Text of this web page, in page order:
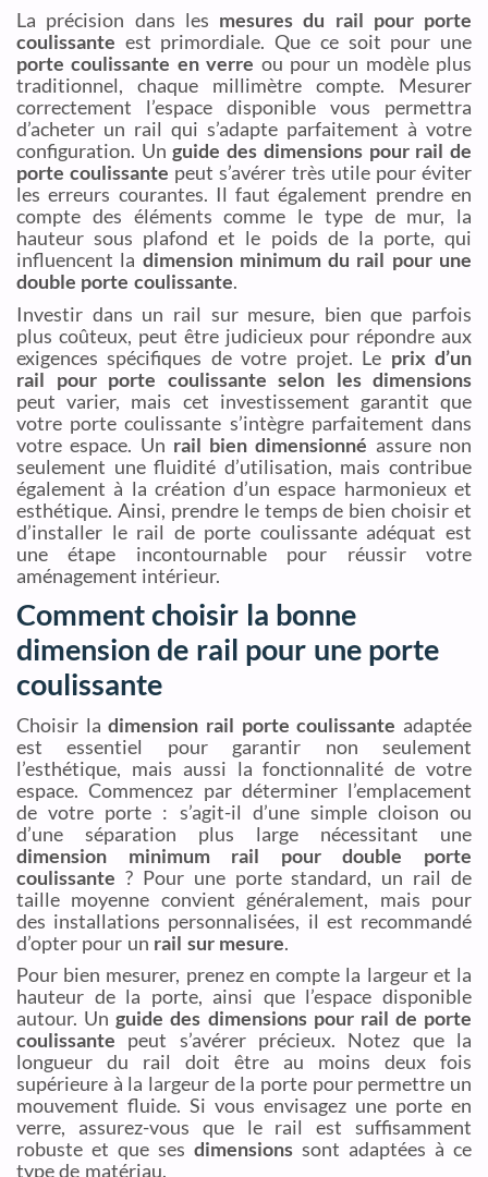
La précision dans les mesures du rail pour porte
coulissante est primordiale. Que ce soit pour une
porte coulissante en verre ou pour un modèle plus
traditionnel, chaque millimètre compte. Mesurer
correctement l’espace disponible vous permettra
d’acheter un rail qui s’adapte parfaitement à votre
configuration. Unguide des dimensions pour rail de
porte coulissante peut s’avérer très utile pour éviter
les erreurs courantes. Il faut également prendre en
compte des éléments comme le type de mur, la
hauteur sous plafond et le poids de la porte, qui
influencent la dimension minimum du rail pour une
double porte coulissante.
Investir dans un rail sur mesure, bien que parfois
plus coûteux, peut être judicieux pour répondre aux
exigences spécifiques de votre projet. Le prix d’un
rail pour porte coulissante selon les dimensions
peut varier, mais cet investissement garantit que
votre porte coulissante s’intègre parfaitement dans
votre espace. Un rail bien dimensionné assure non
seulement une fluidité d’utilisation, mais contribue
également à la création d’un espace harmonieux et
esthétique. Ainsi, prendre le temps de bien choisir et
d’installer le rail de porte coulissante adéquat est
une étape incontournable pour réussir votre
aménagement intérieur.
Comment choisir la bonne
dimension de rail pour une porte
coulissante
Choisir ladimension rail porte coulissante adaptée
est essentiel pour garantir non seulement
l’esthétique, mais aussi la fonctionnalité de votre
espace. Commencez par déterminer l’emplacement
de votre porte : s’agit-il d’une simple cloison ou
d’une séparation plus large nécessitant une
dimension minimum rail pour double porte
coulissante ? Pour une porte standard, un rail de
taille moyenne convient généralement, mais pour
des installations personnalisées, il est recommandé
d’opter pour un rail sur mesure.
Pour bien mesurer, prenez en compte la largeur et la
hauteur de la porte, ainsi que l’espace disponible
autour. Unguide des dimensions pour rail de porte
coulissante peut s’avérer précieux. Notez que la
longueur du rail doit être au moins deux fois
supérieure à la largeur de la porte pour permettre un
mouvement fluide. Si vous envisagez une porte en
verre, assurez-vous que le rail est suffisamment
robuste et que ses dimensions sont adaptées à ce
type de matériau.